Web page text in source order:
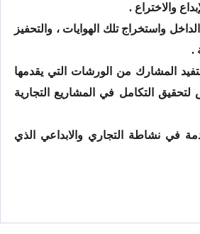
والاختراع .
واستخراج تلك الهوايات ، والتحفيز
.
المشارك من الورشات التي يقدمها
لتحقيق التكامل في المشاريع التجارية
في نشاطة التجاري والابداعي الذي